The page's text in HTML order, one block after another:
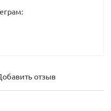
отзыв